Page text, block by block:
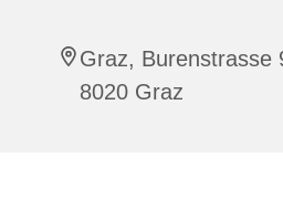
Graz, Burenstrasse
8020 Graz